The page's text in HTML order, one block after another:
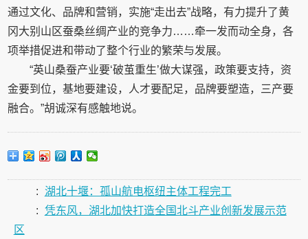
通过文化、品牌和营销，实施“走出去”战略，有力提升了黄
冈大别山区蚕桑丝绸产业的竞争力……牵一发而动全身，各
项举措促进和带动了整个行业的繁荣与发展。
“英山桑蚕产业要‘破茧重生’做大谋强，政策要支持，资
金要到位，基地要建设，人才要配足，品牌要塑造，三产要
融合。”胡诚深有感触地说。
: 湖北十堰：孤山航电枢纽主体工程完工
: 凭东风，湖北加快打造全国北斗产业创新发展示范
区